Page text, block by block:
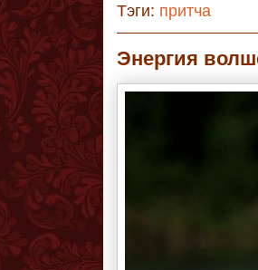
Тэги: притча
Энергия